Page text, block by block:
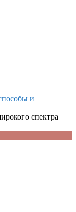
и
спектра